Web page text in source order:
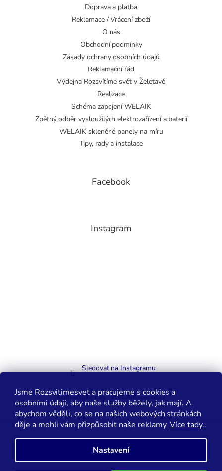
Jsme Rozsvitimesvet a pracujeme s cookies a
osobními údaji, aby naše služby běžely, jak mají. A
abychom věděli, co se na našich webových stránkách
děje a mohli vám přizpůsobit naše reklamy. Více tady..
Nastavení
Doprava a platba
Reklamace / Vrácení zboží
O nás
Obchodní podmínky
Zásady ochrany osobních údajů
Reklamační řád
Výdejna Rozsvítíme svět v Želetavě
Realizace
Schéma zapojení WELAIK
Zpětný odběr vysloužilých elektrozařízení a baterií
WELAIK skleněné panely na míru
Tipy, rady a instalace
Facebook
Instagram
Sledovat na Instagramu
Kontaktujte nás WELAIK-cesko.cz
Vytvořil Shoptet